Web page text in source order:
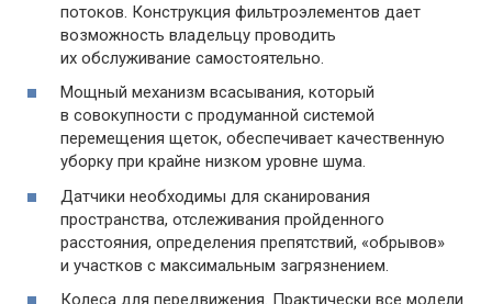
потоков. Конструкция фильтроэлементов дает
возможность владельцу проводить
их обслуживание самостоятельно.
Мощный механизм всасывания, который
в совокупности с продуманной системой
перемещения щеток, обеспечивает качественную
уборку при крайне низком уровне шума.
Датчики необходимы для сканирования
пространства, отслеживания пройденного
расстояния, определения препятствий, «обрывов»
и участков с максимальным загрязнением.
Колеса для передвижения. Практически все модели